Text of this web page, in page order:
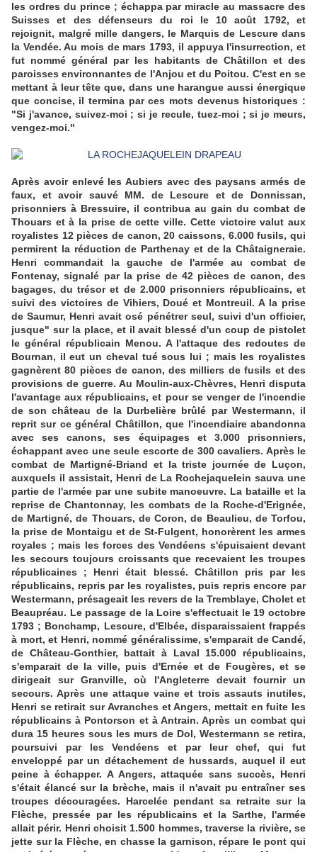
les ordres du prince ; échappa par miracle au massacre des
Suisses et des défenseurs du roi le 10 août 1792, et
rejoignit, malgré mille dangers, le Marquis de Lescure dans
la Vendée. Au mois de mars 1793, il appuya l'insurrection, et
fut nommé général par les habitants de Châtillon et des
paroisses environnantes de l'Anjou et du Poitou. C'est en se
mettant à leur tête que, dans une harangue aussi énergique
que concise, il termina par ces mots devenus historiques :
"Si j'avance, suivez-moi ; si je recule, tuez-moi ; si je meurs,
vengez-moi."
Après avoir enlevé les Aubiers avec des paysans armés de
faux, et avoir sauvé MM. de Lescure et de Donnissan,
prisonniers à Bressuire, il contribua au gain du combat de
Thouars et à la prise de cette ville. Cette victoire valut aux
royalistes 12 pièces de canon, 20 caissons, 6.000 fusils, qui
permirent la réduction de Parthenay et de la Châtaigneraie.
Henri commandait la gauche de l'armée au combat de
Fontenay, signalé par la prise de 42 pièces de canon, des
bagages, du trésor et de 2.000 prisonniers républicains, et
suivi des victoires de Vihiers, Doué et Montreuil. A la prise
de Saumur, Henri avait osé pénétrer seul, suivi d'un officier,
jusque" sur la place, et il avait blessé d'un coup de pistolet
le général républicain Menou. A l'attaque des redoutes de
Bournan, il eut un cheval tué sous lui ; mais les royalistes
gagnèrent 80 pièces de canon, des milliers de fusils et des
provisions de guerre. Au Moulin-aux-Chèvres, Henri disputa
l'avantage aux républicains, et pour se venger de l'incendie
de son château de la Durbelière brûlé par Westermann, il
reprit sur ce général Châtillon, que l'incendiaire abandonna
avec ses canons, ses équipages et 3.000 prisonniers,
échappant avec une seule escorte de 300 cavaliers. Après le
combat de Martigné-Briand et la triste journée de Luçon,
auxquels il assistait, Henri de La Rochejaquelein sauva une
partie de l'armée par une subite manoeuvre. La bataille et la
reprise de Chantonnay, les combats de la Roche-d'Erignée,
de Martigné, de Thouars, de Coron, de Beaulieu, de Torfou,
la prise de Montaigu et de St-Fulgent, honorèrent les armes
royales ; mais les forces des Vendéens s'épuisaient devant
les secours toujours croissants que recevaient les troupes
républicaines ; Henri était blessé. Châtillon pris par les
républicains, repris par les royalistes, puis repris encore par
Westermann, présageait les revers de la Tremblaye, Cholet et
Beaupréau. Le passage de la Loire s'effectuait le 19 octobre
1793 ; Bonchamp, Lescure, d'Elbée, disparaissaient frappés
à mort, et Henri, nommé généralissime, s'emparait de Candé,
de Château-Gonthier, battait à Laval 15.000 républicains,
s'emparait de la ville, puis d'Ernée et de Fougères, et se
dirigeait sur Granville, où l'Angleterre devait fournir un
secours. Après une attaque vaine et trois assauts inutiles,
Henri se retirait sur Avranches et Angers, mettait en fuite les
républicains à Pontorson et à Antrain. Après un combat qui
dura 15 heures sous les murs de Dol, Westermann se retira,
poursuivi par les Vendéens et par leur chef, qui fut
enveloppé par un détachement de hussards, auquel il eut
peine à échapper. A Angers, attaquée sans succès, Henri
s'était élancé sur la brèche, mais il n'avait pu entraîner ses
troupes découragées. Harcelée pendant sa retraite sur la
Flèche, pressée par les républicains et la Sarthe, l'armée
allait périr. Henri choisit 1.500 hommes, traverse la rivière, se
jette sur la Flèche, en chasse la garnison, répare le pont qui